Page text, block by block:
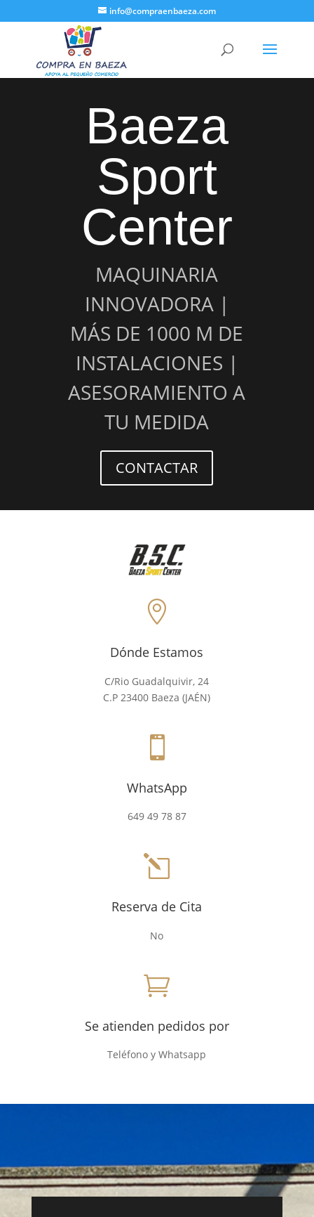
info@compraenbaeza.com
Baeza
Sport
Center
MAQUINARIA
INNOVADORA |
MÁS DE 1000 M DE
INSTALACIONES |
ASESORAMIENTO A
TU MEDIDA
CONTACTAR

Dónde Estamos
C/Rio Guadalquivir, 24
C.P 23400 Baeza (JAÉN)

WhatsApp
649 49 78 87
l
Reserva de Cita
No

Se atienden pedidos por
Teléfono y Whatsapp